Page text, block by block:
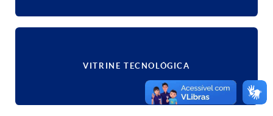
VITRINE TECNOLÓGICA